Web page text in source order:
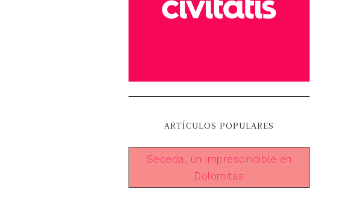
ARTÍCULOS POPULARES
Seceda, un imprescindible en
Dolomitas